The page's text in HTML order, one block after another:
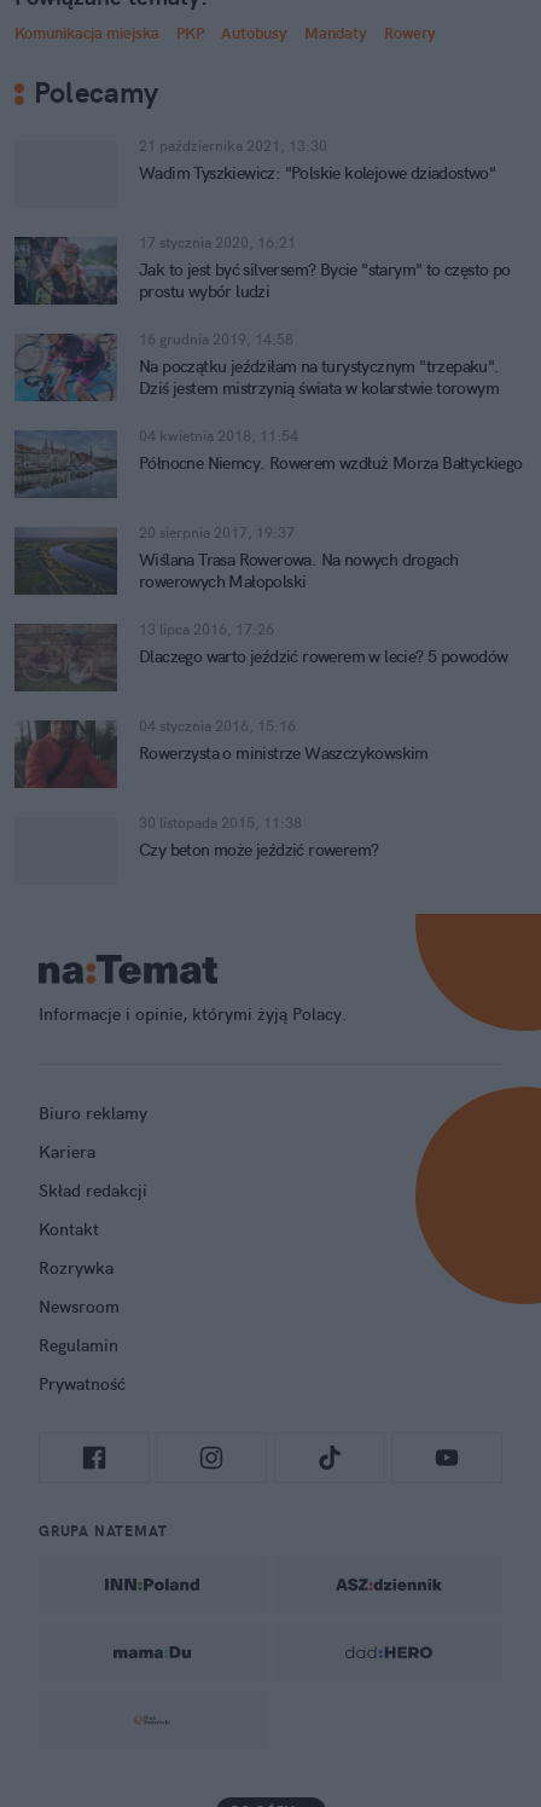
Komunikacja miejska PKP Autobusy Mandaty Rowery
Polecamy
21 października 2021, 13:30
Wadim Tyszkiewicz: "Polskie kolejowe dziadostwo"
17 stycznia 2020, 16:21
Jak to jest być silversem? Bycie "starym" to często po
prostu wybór ludzi
16 grudnia 2019, 14:58
Na początku jeździłam na turystycznym "trzepaku".
Dziś jestem mistrzynią świata w kolarstwie torowym
04 kwietnia 2018, 11:54
Północne Niemcy. Rowerem wzdłuż Morza Bałtyckiego
20 sierpnia 2017, 19:37
Wiślana Trasa Rowerowa. Na nowych drogach
rowerowych Małopolski
13 lipca 2016, 17:26
Dlaczego warto jeździć rowerem w lecie? 5 powodów
04 stycznia 2016, 15:16
Rowerzysta o ministrze Waszczykowskim
30 listopada 2015, 11:38
Czy beton może jeździć rowerem?
Informacje i opinie, którymi żyją Polacy.
Biuro reklamy
Kariera
Skład redakcji
Kontakt
Rozrywka
Newsroom
Regulamin
Prywatność
GRUPA NATEMAT